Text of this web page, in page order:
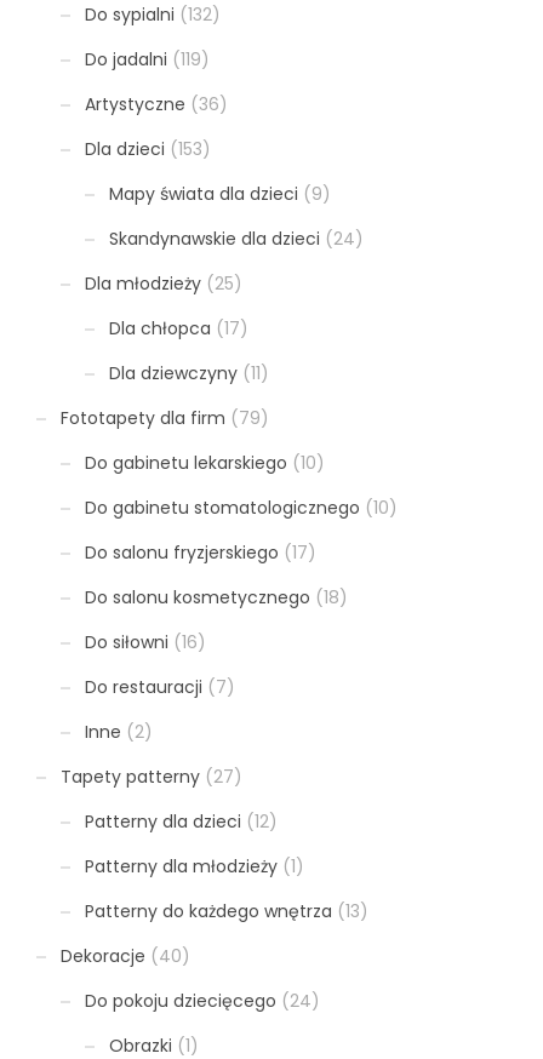
Do sypialni (132)
Do jadalni (119)
Artystyczne (36)
Dla dzieci (153)
Mapy świata dla dzieci (9)
Skandynawskie dla dzieci (24)
Dla młodzieży (25)
Dla chłopca (17)
Dla dziewczyny (11)
Fototapety dla firm (79)
Do gabinetu lekarskiego (10)
Do gabinetu stomatologicznego (10)
Do salonu fryzjerskiego (17)
Do salonu kosmetycznego (18)
Do siłowni (16)
Do restauracji (7)
Inne (2)
Tapety patterny (27)
Patterny dla dzieci (12)
Patterny dla młodzieży (1)
Patterny do każdego wnętrza (13)
Dekoracje (40)
Do pokoju dziecięcego (24)
Obrazki (1)